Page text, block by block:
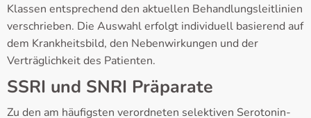
Klassen entsprechend den aktuellen Behandlungsleitlinien
verschrieben. Die Auswahl erfolgt individuell basierend auf
dem Krankheitsbild, den Nebenwirkungen und der
Verträglichkeit des Patienten.
SSRI und SNRI Präparate
Zu den am häufigsten verordneten selektiven Serotonin-